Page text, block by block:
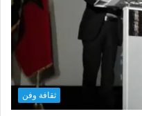
ثقافة وفن